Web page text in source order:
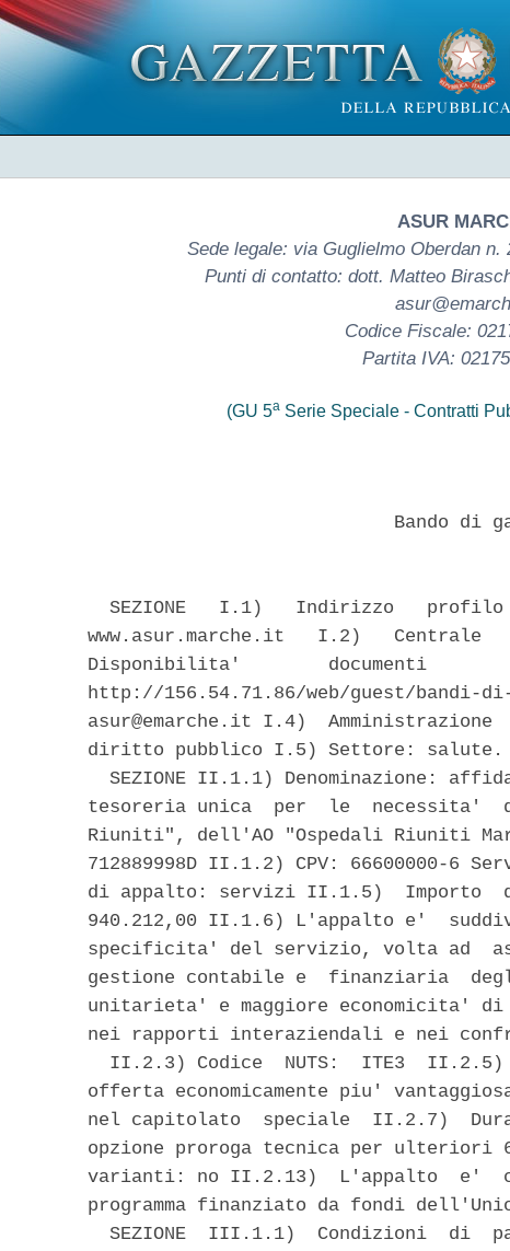
ASUR
Sede legale: via Guglielmo Oberdan
Punti di contatto: dott. Matteo
Codice Fiscale:
Partita IVA:
(GU 5a Serie Speciale - Contratti
Bando di
SEZIONE   I.1)   Indirizzo
www.asur.marche.it   I.2)
Disponibilita'        documenti
http://156.54.71.86/web/guest/
asur@emarche.it I.4)
diritto pubblico I.5) Settore: salute.
SEZIONE II.1.1) Denominazione:
tesoreria unica  per  le  necessita'
Riuniti", dell'AO "Ospedali Riuniti
712889998D II.1.2) CPV: 66600000-
di appalto: servizi II.1.5)  Importo
940.212,00 II.1.6) L'appalto e'
specificita' del servizio, volta ad
gestione contabile e  finanziaria
unitarieta' e maggiore economicita'
nei rapporti interaziendali e nei
II.2.3) Codice  NUTS:  ITE3
offerta economicamente piu'
nel capitolato  speciale  II.2.7)
opzione proroga tecnica per ulteriori
varianti: no II.2.13)  L'appalto  e'
programma finanziato da fondi
SEZIONE  III.1.1)  Condizioni  di